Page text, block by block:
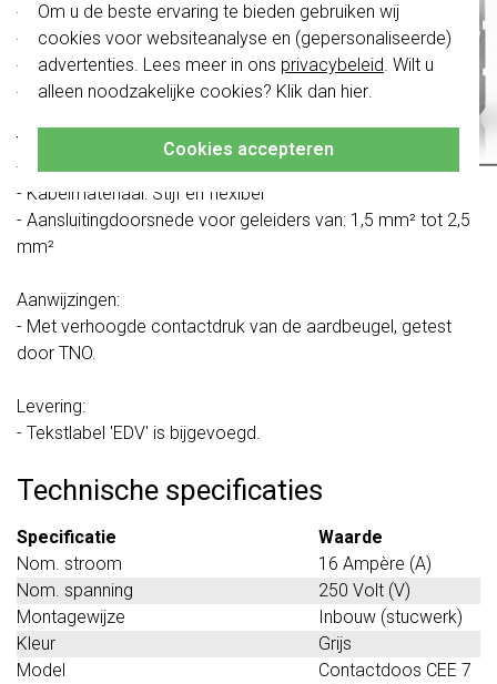
Om u de beste ervaring te bieden gebruiken wij
cookies voor websiteanalyse en (gepersonaliseerde)
advertenties. Lees meer in ons privacybeleid. Wilt u
alleen noodzakelijke cookies? Klik dan hier.
Cookies accepteren
- Grote, ergonomisch gevormde ontgrendelingshendels.
- Stabiele aardbeugel met massieve aardingsvingers.
- Stabiele en corrosiebestendige stalen draagring.
- Breukvaste sokkel van thermoplast.
Technische gegevens:
- Inbouwdiepte: 29 mm
- Kabelmateriaal: Stijf en flexibel
- Aansluitingdoorsnede voor geleiders van: 1,5 mm² tot 2,5
mm²
Aanwijzingen:
- Met verhoogde contactdruk van de aardbeugel, getest
door TNO.
Levering:
- Tekstlabel 'EDV' is bijgevoegd.
Technische specificaties
Specificatie
Waarde
Nom. stroom
16 Ampère (A)
Nom. spanning
250 Volt (V)
Montagewijze
Inbouw (stucwerk)
Kleur
Grijs
Model
Contactdoos CEE 7
schakelwippen zijn vernieuwd. Ze zijn
niette combineren met de schakelaars
van vóór augustus 2024.
Klik hiervoor meer informatie, zodat je